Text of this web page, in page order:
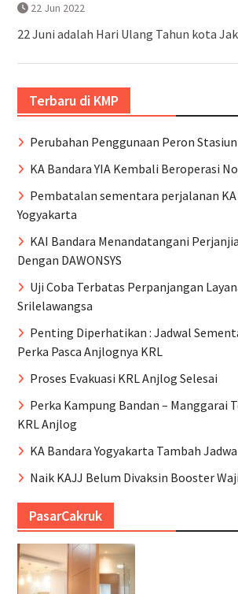
22 Jun 2022
22 Juni adalah Hari Ulang Tahun kota
Terbaru di KMP
Perubahan Penggunaan Peron
KA Bandara YIA Kembali Beroperasi
Pembatalan sementara perjalanan KA
Yogyakarta
KAI Bandara Menandatangani
Dengan DAWONSYS
Uji Coba Terbatas Perpanjangan
Srilelawangsa
Penting Diperhatikan : Jadwal
Perka Pasca Anjlognya KRL
Proses Evakuasi KRL Anjlog Selesai
Perka Kampung Bandan – Manggarai
KRL Anjlog
KA Bandara Yogyakarta Tambah
Naik KAJJ Belum Divaksin Booster
PasarCakruk